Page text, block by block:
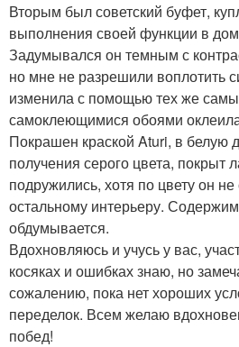
Вторым был советский буфет,
выполнения своей функции в
Задумывался он темным с
но мне не разрешили воплотить
изменила с помощью тех же
самоклеющимися обоями
Покрашен краской Aturi, в белую
получения серого цвета, покрыт
подружились, хотя по цвету он
остальному интерьеру.
обдумывается.
Вдохновляюсь и учусь у вас,
косяках и ошибках знаю, но
сожалению, пока нет хороших
переделок. Всем желаю
побед!